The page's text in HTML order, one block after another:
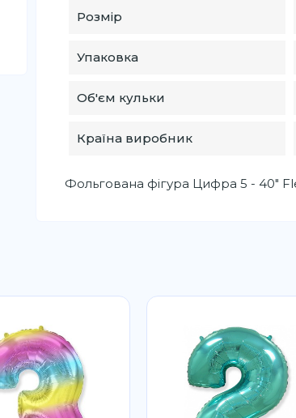
Розмір
Упаковка
Об'єм кульки
Країна виробник
Фольгована фігура Цифра 5 - 40"